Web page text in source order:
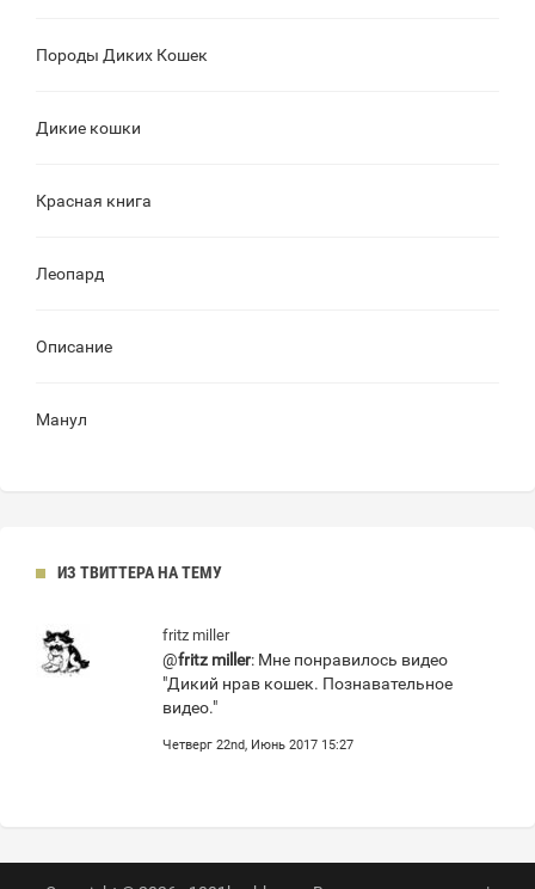
Породы Диких Кошек
Дикие кошки
Красная книга
Леопард
Описание
Манул
ИЗ ТВИТТЕРА НА ТЕМУ
fritz miller
@fritz miller: Мне понравилось видео
"Дикий нрав кошек. Познавательное
видео."
Четверг 22nd, Июнь 2017 15:27